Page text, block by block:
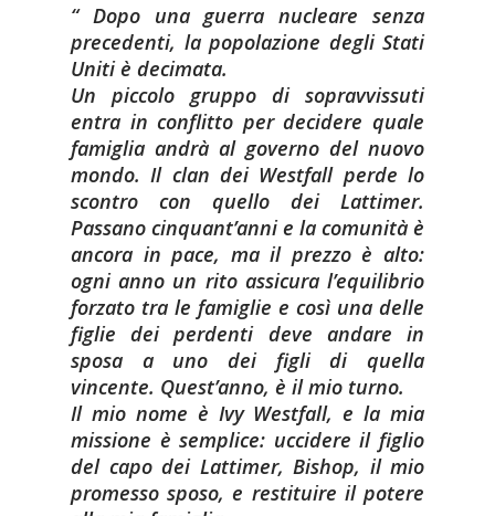
Dopo una guerra nucleare senza
precedenti, la popolazione degli Stati
Uniti è decimata.
Un piccolo gruppo di sopravvissuti
entra in conflitto per decidere quale
famiglia andrà al governo del nuovo
mondo. Il clan dei Westfall perde lo
scontro con quello dei Lattimer.
Passano cinquant’anni e la comunità è
ancora in pace, ma il prezzo è alto:
ogni anno un rito assicura l’equilibrio
forzato tra le famiglie e così una delle
figlie dei perdenti deve andare in
sposa a uno dei figli di quella
vincente. Quest’anno, è il mio turno.
Il mio nome è Ivy Westfall, e la mia
missione è semplice: uccidere il figlio
del capo dei Lattimer, Bishop, il mio
promesso sposo, e restituire il potere